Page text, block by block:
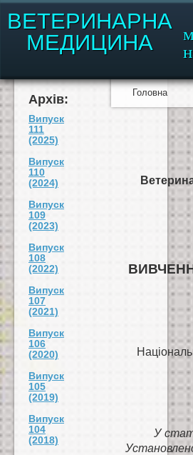
ВЕТЕРИНАРНА
МЕДИЦИНА
Архів:
Випуск
111
(2025)
Випуск
110
(2024)
Випуск
109
(2023)
Випуск
108
(2022)
Випуск
107
(2021)
Випуск
106
(2020)
Випуск
105
(2019)
Випуск
104
(2018)
Головна
У